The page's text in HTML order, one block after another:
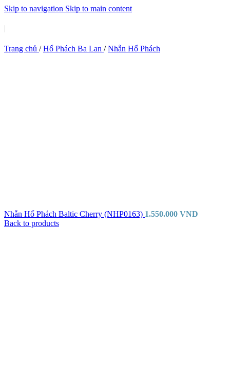
Skip to navigation Skip to main content
Trang chủ / Hổ Phách Ba Lan / Nhẫn Hổ Phách
Nhẫn Hổ Phách Baltic Cherry (NHP0163) 1.550.000 VND
Back to products